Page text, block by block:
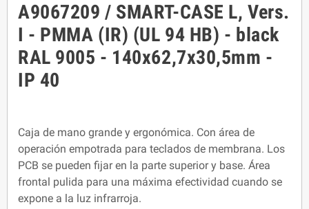
A9067209 / SMART-CASE L, Vers.
I - PMMA (IR) (UL 94 HB) - black
RAL 9005 - 140x62,7x30,5mm -
IP 40
Caja de mano grande y ergonómica. Con área de
operación empotrada para teclados de membrana. Los
PCB se pueden fijar en la parte superior y base. Área
frontal pulida para una máxima efectividad cuando se
expone a la luz infrarroja.